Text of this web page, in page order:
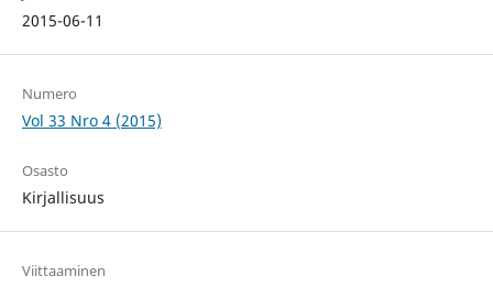
2015-06-11
Numero
Vol 33 Nro 4 (2015)
Osasto
Kirjallisuus
Viittaaminen